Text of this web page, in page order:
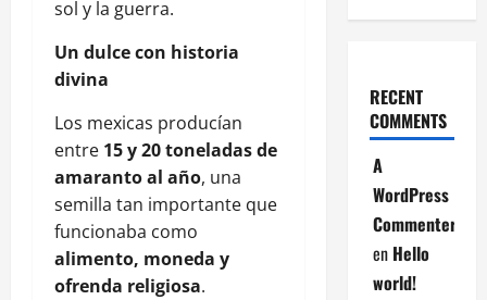
sol y la guerra.
Un dulce con historia
divina
Los mexicas producían
entre 15 y 20 toneladas de
amaranto al año, una
semilla tan importante que
funcionaba como
alimento, moneda y
ofrenda religiosa.
RECENT
COMMENTS
A
WordPress
Commenter
en Hello
world!